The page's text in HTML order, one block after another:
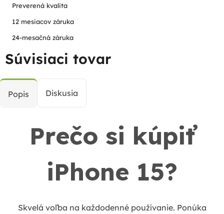
Preverená kvalita
12 mesiacov záruka
24-mesačná záruka
Súvisiaci tovar
Popis Diskusia
Prečo si kúpiť
iPhone 15?
Skvelá voľba na každodenné používanie. Ponúka